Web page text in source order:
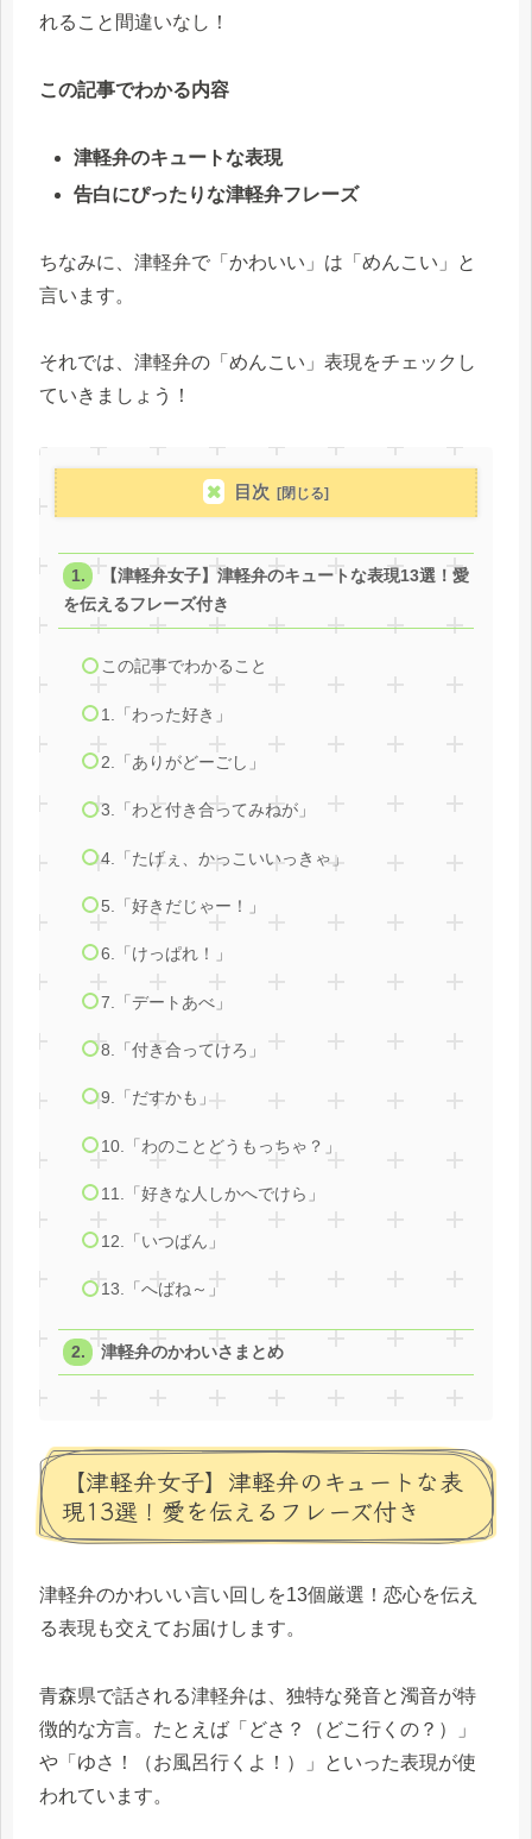
れること間違いなし！
この記事でわかる内容
津軽弁のキュートな表現
告白にぴったりな津軽弁フレーズ
ちなみに、津軽弁で「かわいい」は「めんこい」と
言います。
それでは、津軽弁の「めんこい」表現をチェックし
ていきましょう！
目次
【津軽弁女子】津軽弁のキュートな表現13選！愛
を伝えるフレーズ付き
この記事でわかること
1.「わった好き」
2.「ありがどーごし」
3.「わと付き合ってみねが」
4.「たげぇ、かっこいいっきゃ」
5.「好きだじゃー！」
6.「けっぱれ！」
7.「デートあべ」
8.「付き合ってけろ」
9.「だすかも」
10.「わのことどうもっちゃ？」
11.「好きな人しかへでけら」
12.「いつばん」
13.「へばね～」
津軽弁のかわいさまとめ
【津軽弁女子】津軽弁のキュートな表
現13選！愛を伝えるフレーズ付き
津軽弁のかわいい言い回しを13個厳選！恋心を伝え
る表現も交えてお届けします。
青森県で話される津軽弁は、独特な発音と濁音が特
徴的な方言。たとえば「どさ？（どこ行くの？）」
や「ゆさ！（お風呂行くよ！）」といった表現が使
われています。